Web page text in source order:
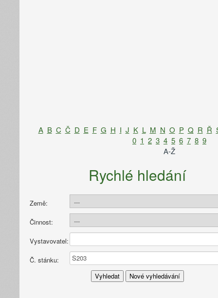
A B C Č D E F G H I J K L M N O P Q R Ř
0 1 2 3 4 5 6 7 8 9
A-Ž
Rychlé hledání
Země:
Činnost:
Vystavovatel:
Č. stánku: